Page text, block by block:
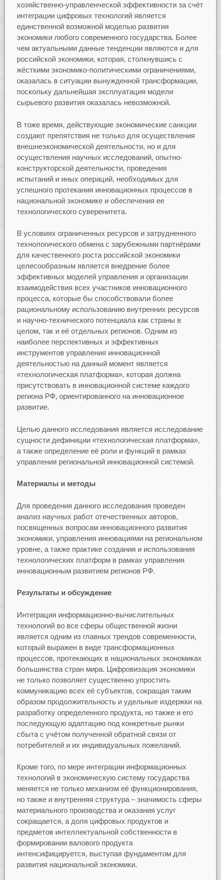
хозяйственно-управленческой эффективности за счёт
интеграции цифровых технологий является
единственной возможной моделью развития
экономики любого современного государства. Более
чем актуальными данные тенденции являются и для
российской экономики, которая, столкнувшись с
жёсткими экономико-политическими ограничениями,
оказалась в ситуации вынужденной трансформации,
поскольку дальнейшая эксплуатация модели
сырьевого развития оказалась невозможной.
В тоже время, действующие экономические санкции
создают препятствия не только для осуществления
внешнеэкономической деятельности, но и для
осуществления научных исследований, опытно-
конструкторской деятельности, проведения
испытаний и иных операций, необходимых для
успешного протекания инновационных процессов в
национальной экономике и обеспечения ее
технологического суверенитета.
В условиях ограниченных ресурсов и затрудненного
технологического обмена с зарубежными партнёрами
для качественного роста российской экономики
целесообразным является внедрение более
эффективных моделей управления и организации
взаимодействия всех участников инновационного
процесса, которые бы способствовали более
рациональному использованию внутренних ресурсов
и научно-технического потенциала как страны в
целом, так и её отдельных регионов. Одним из
наиболее перспективных и эффективных
инструментов управления инновационной
деятельностью на данный момент является
«технологическая платформа», которая должна
присутствовать в инновационной системе каждого
региона РФ, ориентированного на инновационное
развитие.
Целью данного исследования является исследование
сущности дефиниции «технологическая платформа»,
а также определение её роли и функций в рамках
управления региональной инновационной системой.
Материалы и методы
Для проведения данного исследования проведен
анализ научных работ отечественных авторов,
посвященных вопросам инновационного развития
экономики, управления инновациями на региональном
уровне, а также практике создания и использования
технологических платформ в рамках управления
инновационным развитием регионов РФ.
Результаты и обсуждение
Интеграция информационно-вычислительных
технологий во все сферы общественной жизни
является одним из главных трендов современности,
который выражен в виде трансформационных
процессов, протекающих в национальных экономиках
большинства стран мира. Цифровизация экономики
не только позволяет существенно упростить
коммуникацию всех её субъектов, сокращая таким
образом продолжительность и удельные издержки на
разработку определенного продукта, но также и его
последующую адаптацию под конкретные рынки
сбыта с учётом полученной обратной связи от
потребителей и их индивидуальных пожеланий.
Кроме того, по мере интеграции информационных
технологий в экономическую систему государства
меняется не только механизм её функционирования,
но также и внутренняя структура – значимость сферы
материального производства и оказания услуг
сокращается, а доля цифровых продуктов и
предметов интеллектуальной собственности в
формировании валового продукта
интенсифицируется, выступая фундаментом для
развития национальной экономики.